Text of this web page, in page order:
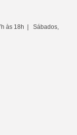
às 18h | Sábados,